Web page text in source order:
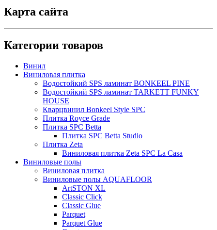
Карта сайта
Категории товаров
Винил
Виниловая плитка
Водостойкий SPS ламинат BONKEEL PINE
Водостойкий SPS ламинат TARKETT FUNKY
HOUSE
Кварцвинил Bonkeel Style SPC
Плитка Royce Grade
Плитка SPC Betta
Плитка SPC Betta Studio
Плитка Zeta
Виниловая плитка Zeta SPC La Casa
Виниловые полы
Виниловая плитка
Виниловые полы AQUAFLOOR
ArtSTON XL
Classic Click
Classic Glue
Parquet
Parquet Glue